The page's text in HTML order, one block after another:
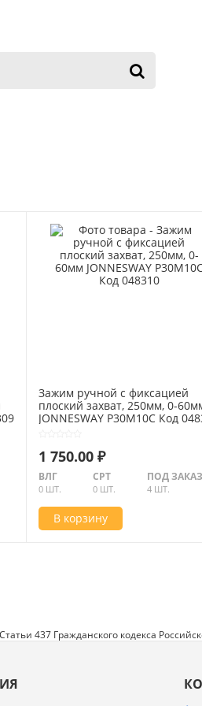
Зажим ручной с фиксацией
плоский захват, 250мм, 0-
JONNESWAY P30M10C Код
1 750.00 ₽
ВЛГ
0 ШТ.
СРТ
0 ШТ.
ПОД ЗАКАЗ
4 ШТ.
В корзину
437 Гражданского кодекса